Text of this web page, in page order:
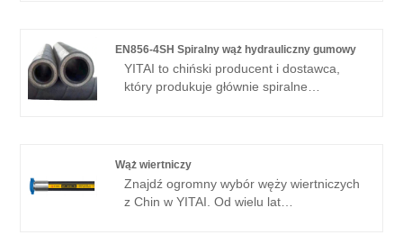
EN856-4SH Spiralny wąż hydrauliczny gumowy
YITAI to chiński producent i dostawca,
który produkuje głównie spiralne
węży. Nasze produkty mają dobrą
przewagę cenową i obejmują większość
rynków europejskich i amerykańskich. Z
Wąż wiertniczy
Znajdź ogromny wybór węży wiertniczych
z Chin w YITAI. Od wielu lat